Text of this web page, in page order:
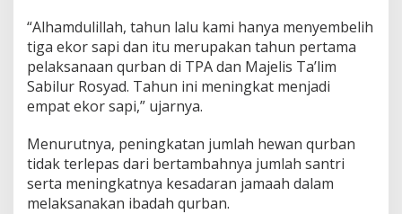
“Alhamdulillah, tahun lalu kami hanya menyembelih
tiga ekor sapi dan itu merupakan tahun pertama
pelaksanaan qurban di TPA dan Majelis Ta’lim
Sabilur Rosyad. Tahun ini meningkat menjadi
empat ekor sapi,” ujarnya.
Menurutnya, peningkatan jumlah hewan qurban
tidak terlepas dari bertambahnya jumlah santri
serta meningkatnya kesadaran jamaah dalam
melaksanakan ibadah qurban.